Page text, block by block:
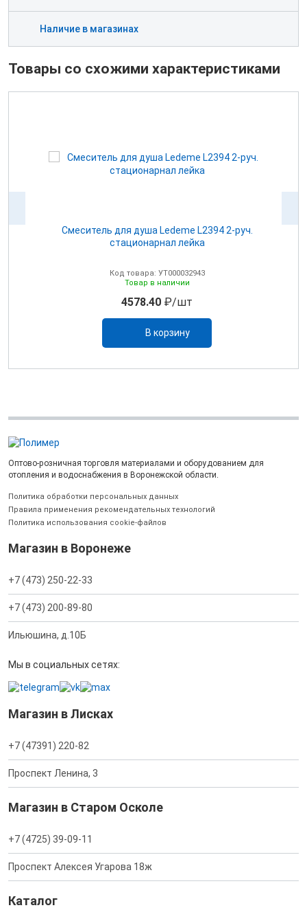
Наличие в магазинах
Товары со схожими характеристиками
Cмеситель для душа Ledeme L2394 2-руч.
стационарнал лейка
Код товара: УТ000032943
Товар в наличии
4578.40 ₽/шт
В корзину
Оптово-розничная торговля материалами и оборудованием для
отопления и водоснабжения в Воронежской области.
Политика обработки персональных данных
Правила применения рекомендательных технологий
Политика использования cookie-файлов
Магазин в Воронеже
+7 (473) 250-22-33
+7 (473) 200-89-80
Ильюшина, д.10Б
Мы в социальных сетях:
Магазин в Лисках
+7 (47391) 220-82
Проспект Ленина, 3
Магазин в Старом Осколе
+7 (4725) 39-09-11
Проспект Алексея Угарова 18ж
Каталог